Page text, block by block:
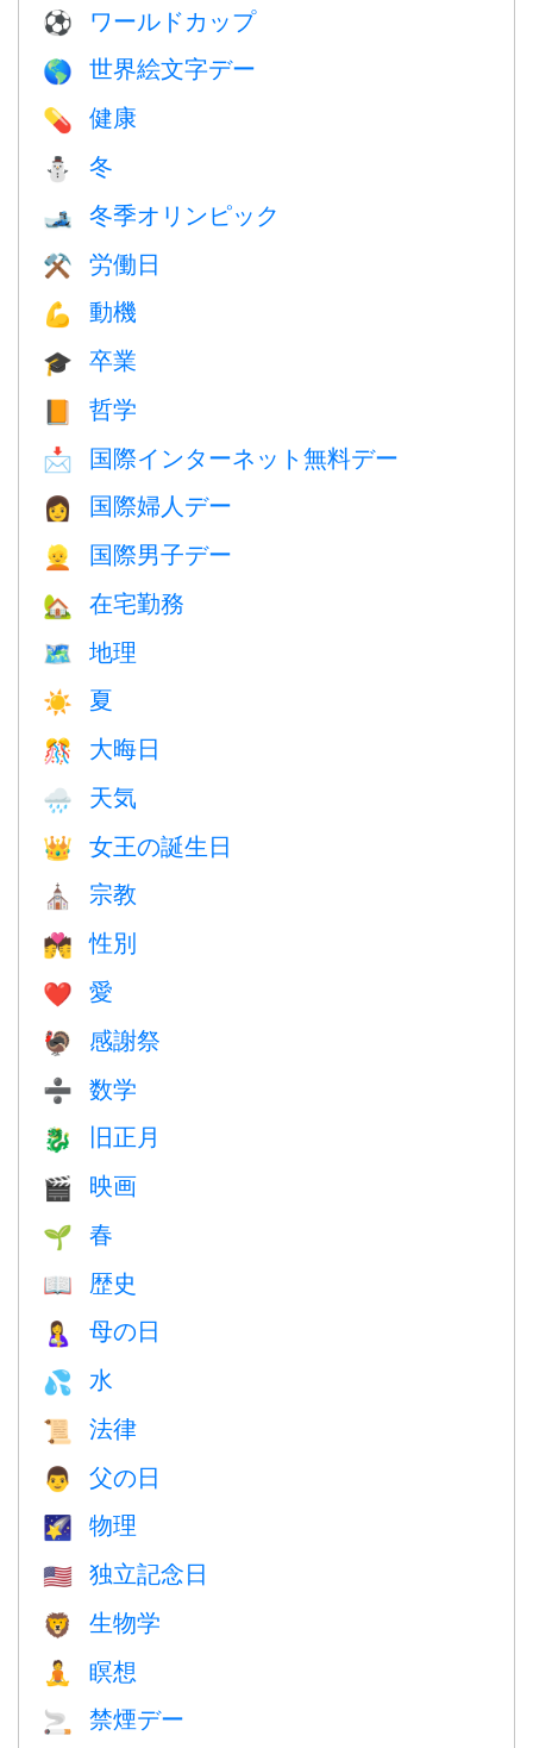
⚽ ワールドカップ
🌎 世界絵文字デー
💊 健康
⛄ 冬
🎿 冬季オリンピック
⚒️ 労働日
💪 動機
🎓 卒業
📙 哲学
📩 国際インターネット無料デー
👩 国際婦人デー
👱 国際男子デー
🏡 在宅勤務
🗺 地理
☀️ 夏
🎊 大晦日
🌧 天気
👑 女王の誕生日
⛪️ 宗教
💏 性別
❤️️ 愛
🦃 感謝祭
➗ 数学
🐉 旧正月
🎬 映画
🌱 春
📖 歴史
🤱 母の日
💦 水
📜 法律
👨 父の日
🌠 物理
🇺🇸 独立記念日
🦁 生物学
🧘 瞑想
🚬 禁煙デー